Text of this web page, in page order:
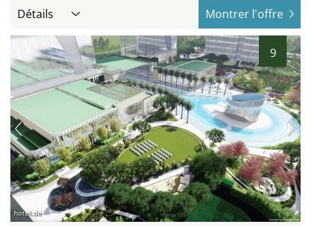
Détails Montrer l'offre
9
hotel.de